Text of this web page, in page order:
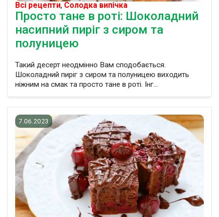
Всі рецепти, Солодка випічка
Просто тане в роті: Шоколадний
насипний пиріг з сиром та
полуницею
Такий десерт неодмінно Вам сподобається.
Шоколадний пиріг з сиром та полуницею виходить
ніжним на смак та просто тане в роті. Інг...
7.06.2023